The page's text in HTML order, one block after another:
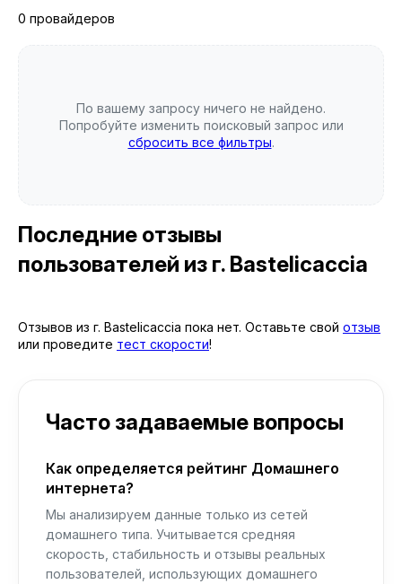
0 провайдеров
По вашему запросу ничего не найдено.
Попробуйте изменить поисковый запрос или
сбросить все фильтры.
Последние отзывы
пользователей из г. Bastelicaccia
Отзывов из г. Bastelicaccia пока нет. Оставьте свой отзыв
или проведите тест скорости!
Часто задаваемые вопросы
Как определяется рейтинг Домашнего
интернета?
Мы анализируем данные только из сетей
домашнего типа. Учитывается средняя
скорость, стабильность и отзывы реальных
пользователей, использующих домашнего